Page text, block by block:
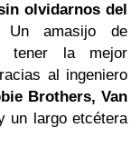
olvidarnos del
amasijo de
tener la mejor
al ingeniero
Brothers, Van
un largo etcétera